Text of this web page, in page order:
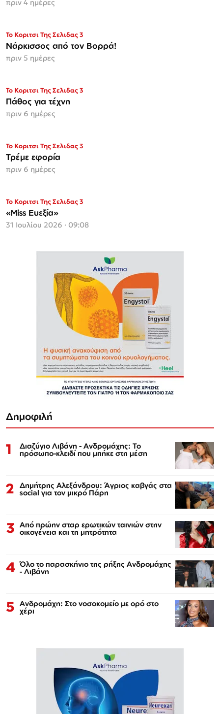
πριν 4 ημέρες
Το Κοριτσι Της Σελιδας 3
Νάρκισσος από τον Βορρά!
πριν 5 ημέρες
Το Κοριτσι Της Σελιδας 3
Πάθος για τέχνη
πριν 6 ημέρες
Το Κοριτσι Της Σελιδας 3
Τρέμε εφορία
πριν 6 ημέρες
Το Κοριτσι Της Σελιδας 3
«Miss Ευεξία»
31 Ιουλίου 2026 · 09:08
Δημοφιλή
1 Διαζύγιο Λιβάνη - Ανδρομάχης: Το
πρόσωπο-κλειδί που μπήκε στη μέση
2 Δημήτρης Αλεξάνδρου: Άγριος καβγάς στα
social για τον μικρό Πάρη
3 Από πρώην σταρ ερωτικών ταινιών στην
οικογένεια και τη μητρότητα
4 Όλο το παρασκήνιο της ρήξης Ανδρομάχης
- Λιβάνη
5 Ανδρομάχη: Στο νοσοκομείο με ορό στο
χέρι